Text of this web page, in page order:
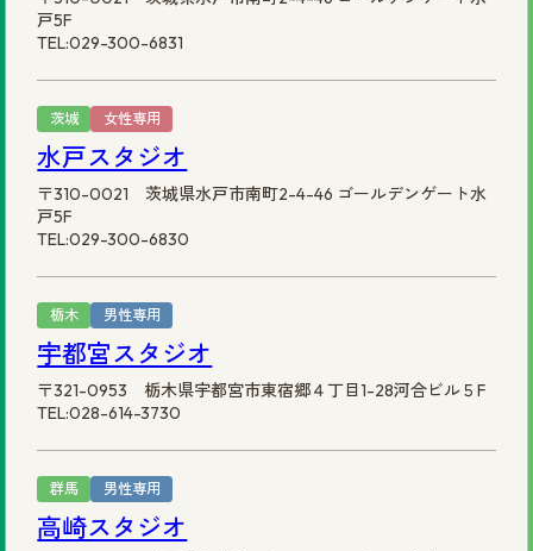
戸5F
TEL:029-300-6831
茨城 女性専用
水戸スタジオ
〒310-0021 茨城県水戸市南町2-4-46 ゴールデンゲート水
戸5F
TEL:029-300-6830
栃木 男性専用
宇都宮スタジオ
〒321-0953 栃木県宇都宮市東宿郷４丁目1-28河合ビル５F
TEL:028-614-3730
群馬 男性専用
高崎スタジオ